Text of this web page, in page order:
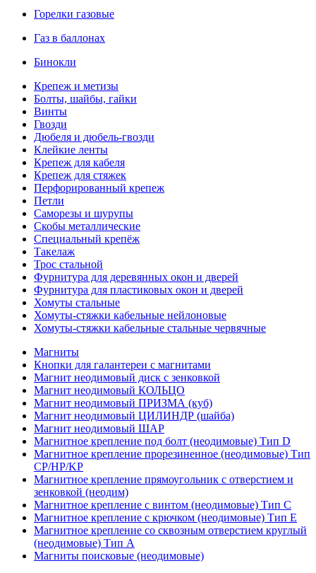
Горелки газовые
Газ в баллонах
Бинокли
Крепеж и метизы
Болты, шайбы, гайки
Винты
Гвозди
Дюбеля и дюбель-гвозди
Клейкие ленты
Крепеж для кабеля
Крепеж для стяжек
Перфорированный крепеж
Петли
Саморезы и шурупы
Скобы металлические
Специальный крепёж
Такелаж
Трос стальной
Фурнитура для деревянных окон и дверей
Фурнитура для пластиковых окон и дверей
Хомуты стальные
Хомуты-стяжки кабельные нейлоновые
Хомуты-стяжки кабельные стальные червячные
Магниты
Кнопки для галантереи с магнитами
Магнит неодимовый диск с зенковкой
Магнит неодимовый КОЛЬЦО
Магнит неодимовый ПРИЗМА (куб)
Магнит неодимовый ЦИЛИНДР (шайба)
Магнит неодимовый ШАР
Магнитное крепление под болт (неодимовые) Тип D
Магнитное крепление прорезиненное (неодимовые) Тип
CP/HP/KP
Магнитное крепление прямоугольник с отверстием и
зенковкой (неодим)
Магнитное крепление с винтом (неодимовые) Тип С
Магнитное крепление с крючком (неодимовые) Тип Е
Магнитное крепление со сквозным отверстием круглый
(неодимовые) Тип А
Магниты поисковые (неодимовые)